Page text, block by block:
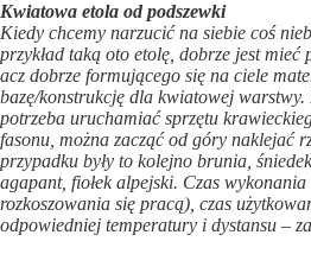
Kwiatowa etola od podszewki
Kiedy chcemy narzucić na siebie coś
przykład taką oto etolę, dobrze jest mieć
acz dobrze formującego się na ciele
bazę/konstrukcję dla kwiatowej
potrzeba uruchamiać sprzętu
fasonu, można zacząć od góry naklejać
przypadku były to kolejno brunia,
agapant, fiołek alpejski. Czas
rozkoszowania się pracą), czas
odpowiedniej temperatury i dystansu –